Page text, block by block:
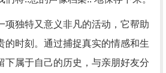
项独特又意义非凡的活动，它帮助
的时刻。通过捕捉真实的情感和生
下属于自己的历史，与亲朋好友分